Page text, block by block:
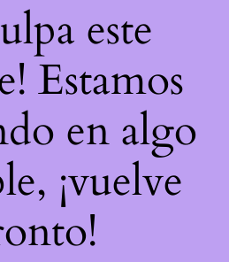
este
Estamos
en algo
¡vuelve